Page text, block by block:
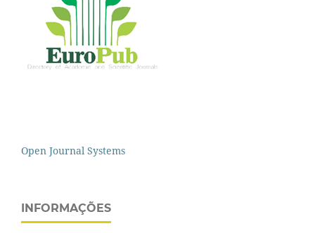
Open Journal Systems
INFORMAÇÕES